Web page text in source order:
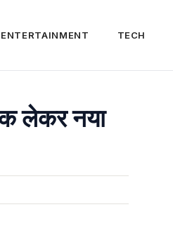
ENTERTAINMENT TECH
लेकर नया